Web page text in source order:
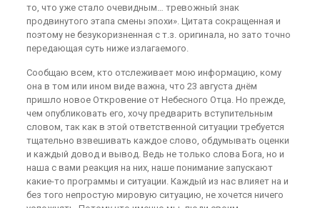
то, что уже стало очевидным… тревожный знак
продвинутого этапа смены эпохи». Цитата сокращенная и
поэтому не безукоризненная с т.з. оригинала, но зато точно
передающая суть ниже излагаемого.
Сообщаю всем, кто отслеживает мою информацию, кому
она в том или ином виде важна, что 23 августа днём
пришло новое Откровение от Небесного Отца. Но прежде,
чем опубликовать его, хочу предварить вступительным
словом, так как в этой ответственной ситуации требуется
тщательно взвешивать каждое слово, обдумывать оценки
и каждый довод и вывод. Ведь не только слова Бога, но и
наша с вами реакция на них, наше понимание запускают
какие-то программы и ситуации. Каждый из нас влияет на и
без того непростую мировую ситуацию, не хочется ничего